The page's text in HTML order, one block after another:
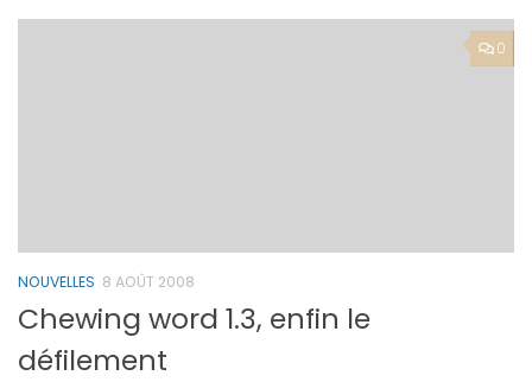
0
NOUVELLES 8 AOÛT 2008
Chewing word 1.3, enfin le
défilement